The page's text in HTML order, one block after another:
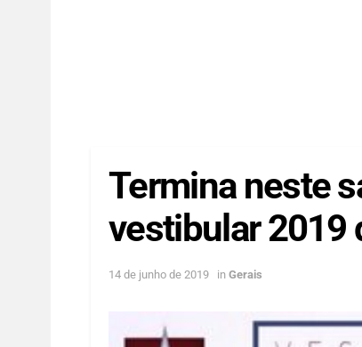
Termina neste
vestibular 2019
14 de junho de 2019 in Gerais